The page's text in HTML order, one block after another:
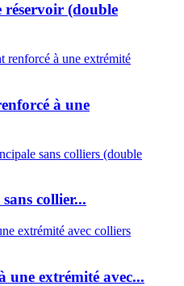
(double
à une
collier...
une extrémité avec...